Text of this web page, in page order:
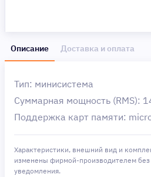
Описание Доставка и оплата
Тип: минисистема
Суммарная мощность (RMS):
Поддержка карт памяти:
Характеристики, внешний вид и
изменены фирмой-производителем без
уведомления.